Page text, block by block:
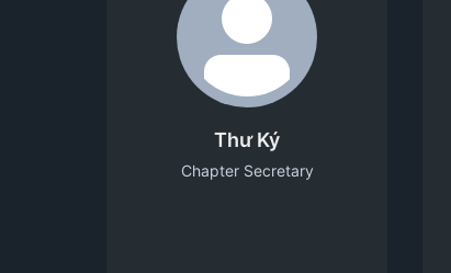
Thư Ký
Chapter Secretary